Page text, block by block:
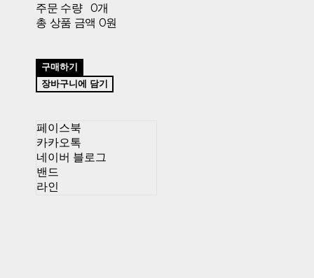
주문 수량
0개
총 상품 금액 0원
구매하기
장바구니에 담기
페이스북
카카오톡
네이버 블로그
밴드
라인